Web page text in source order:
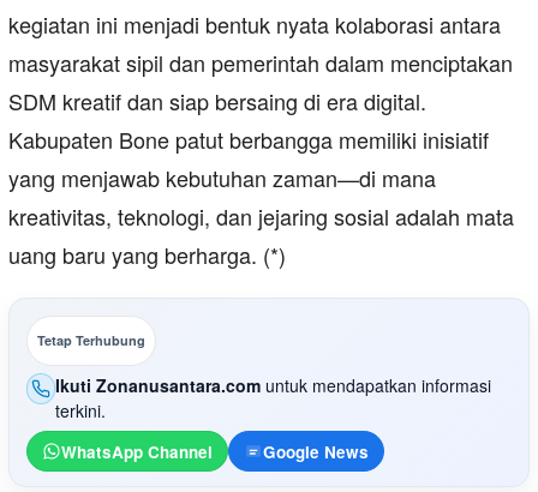
kegiatan ini menjadi bentuk nyata kolaborasi antara
masyarakat sipil dan pemerintah dalam menciptakan
SDM kreatif dan siap bersaing di era digital.
Kabupaten Bone patut berbangga memiliki inisiatif
yang menjawab kebutuhan zaman—di mana
kreativitas, teknologi, dan jejaring sosial adalah mata
uang baru yang berharga. (*)
Tetap Terhubung
Ikuti Zonanusantara.com untuk mendapatkan informasi
terkini.
WhatsApp Channel Google News